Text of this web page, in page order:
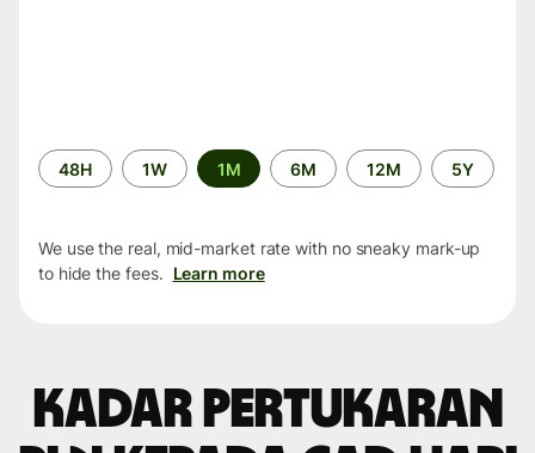
Time
period
48H 1W 1M 6M 12M 5Y
We use the real, mid-market rate with no sneaky mark-up
to hide the fees. Learn more
Kadar pertukaran